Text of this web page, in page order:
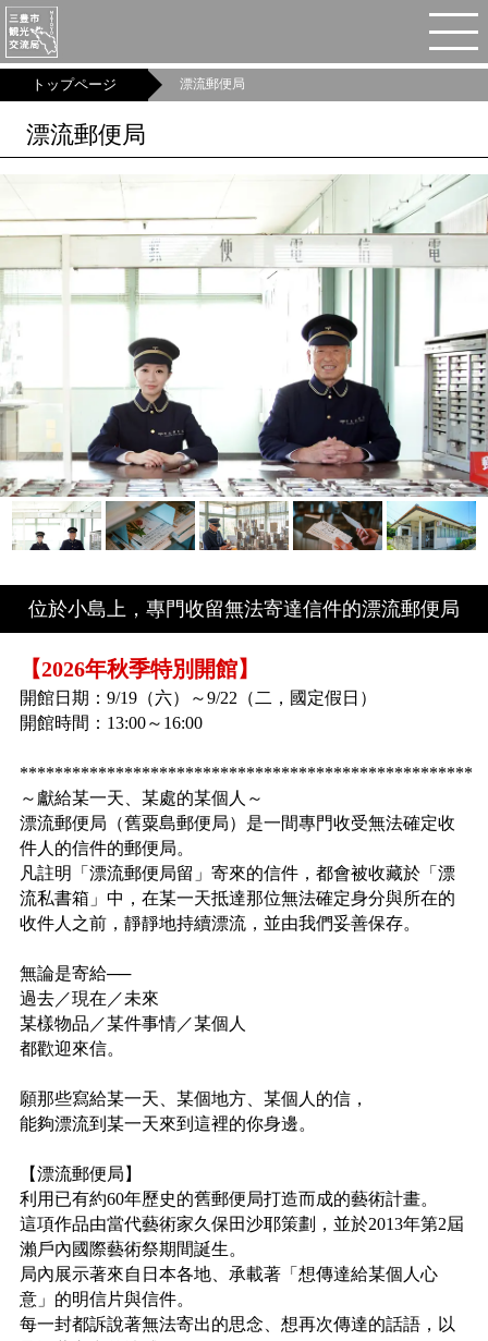
トップページ 漂流郵便局
漂流郵便局
位於小島上，專門收留無法寄達信件的漂流郵便局
【2026年秋季特別開館】
開館日期：9/19（六）～9/22（二，國定假日）
開館時間：13:00～16:00
****************************************************
～獻給某一天、某處的某個人～
漂流郵便局（舊粟島郵便局）是一間專門收受無法確定收
件人的信件的郵便局。
凡註明「漂流郵便局留」寄來的信件，都會被收藏於「漂
流私書箱」中，在某一天抵達那位無法確定身分與所在的
收件人之前，靜靜地持續漂流，並由我們妥善保存。
無論是寄給──
過去／現在／未來
某樣物品／某件事情／某個人
都歡迎來信。
願那些寫給某一天、某個地方、某個人的信，
能夠漂流到某一天來到這裡的你身邊。
【漂流郵便局】
利用已有約60年歷史的舊郵便局打造而成的藝術計畫。
這項作品由當代藝術家久保田沙耶策劃，並於2013年第2屆
瀨戶內國際藝術祭期間誕生。
局內展示著來自日本各地、承載著「想傳達給某個人心
意」的明信片與信件。
每一封都訴說著無法寄出的思念、想再次傳達的話語，以